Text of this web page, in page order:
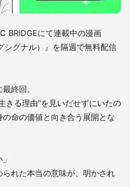
BRIDGEにて連載中の漫画
シグナル）』を隔週で無料配信
終回。
きる理由”を見いだせずにいたの
命の価値と向き合う展開とな
れた本当の意味が、明かされ